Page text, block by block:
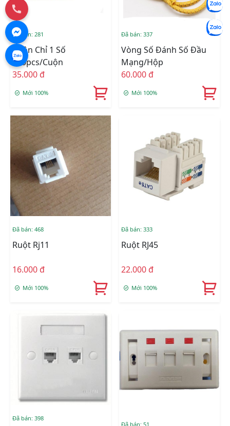
Đã bán: 281
Cuộn Chỉ 1 Số
350pcs/cuộn
35.000 đ
Mới 100%
Đã bán: 337
Vòng Số Đánh Số Đầu
Mạng/Hộp
60.000 đ
Mới 100%
Đã bán: 468
Ruột Rj11
16.000 đ
Mới 100%
Đã bán: 333
Ruột RJ45
22.000 đ
Mới 100%
Đã bán: 398
Đã bán: 51